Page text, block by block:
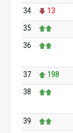
34
13
35
36
37 198
38
39